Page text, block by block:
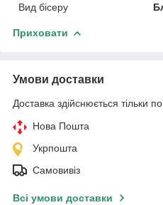
Вид бісеру
Приховати
Умови доставки
Доставка здійснюється тільки
Нова Пошта
Укрпошта
Самовивіз
Всі умови доставки